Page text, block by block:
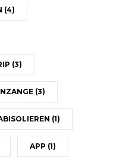
(4)
(3)
(3)
(1)
APP (1)